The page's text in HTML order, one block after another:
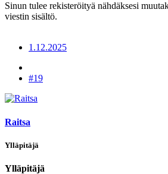
Sinun tulee rekisteröityä nähdäksesi
viestin sisältö.
1.12.2025
#19
Raitsa
Ylläpitäjä
Ylläpitäjä